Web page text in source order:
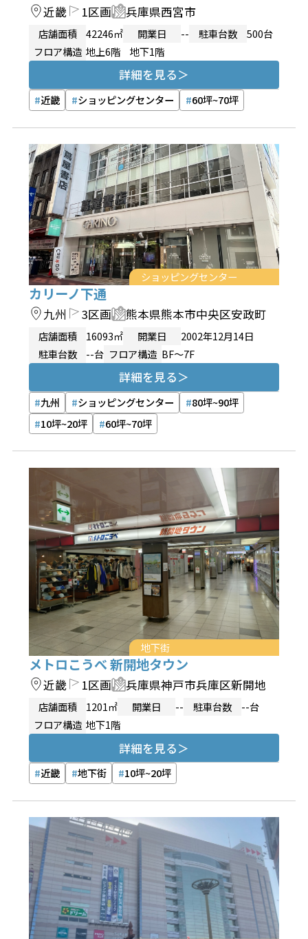
近畿 1区画 兵庫県西宮市
店舗面積 42246㎡ 開業日 -- 駐車台数
500台
フロア構造 地上6階 地下1階
詳細を見る
近畿 ショッピングセンター 60坪~70坪
ショッピングセンター
カリーノ下通
九州 3区画 熊本県熊本市中央区安政町
店舗面積 16093㎡ 開業日
2002年12月14日
駐車台数
--台 フロア構造 BF～7F
詳細を見る
九州 ショッピングセンター
80坪~90坪
10坪~20坪
60坪~70坪
地下街
メトロこうべ 新開地タウン
近畿 1区画 兵庫県神戸市兵庫区新開地
店舗面積 1201㎡ 開業日 -- 駐車台数
--台
フロア構造 地下1階
詳細を見る
近畿 地下街 10坪~20坪